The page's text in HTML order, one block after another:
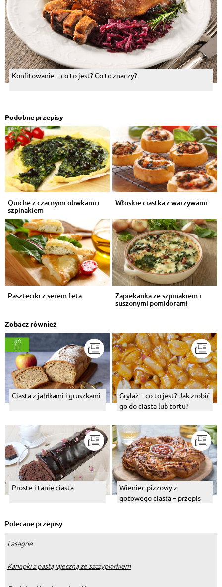
Konfitowanie – co to jest? Co to znaczy?
Podobne przepisy
Quiche z czarnymi oliwkami i
szpinakiem
Włoskie ciastka z warzywami
Paszteciki z serem feta Zapiekanka ze szpinakiem i
suszonymi pomidorami
Zobacz również
Ciasta z jabłkami i gruszkami
Grylaż – co to jest? Jak zrobić
go do ciasta lub tortu?
Proste i tanie ciasta
Wieniec pizzowy z
gotowego ciasta – przepis
Polecane przepisy
Lasagne
Kanapki z pastą jajeczną ze szczypiorkiem